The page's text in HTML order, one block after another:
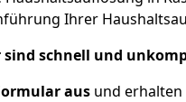
Ihrer
sind schnell und
aus und erhalten